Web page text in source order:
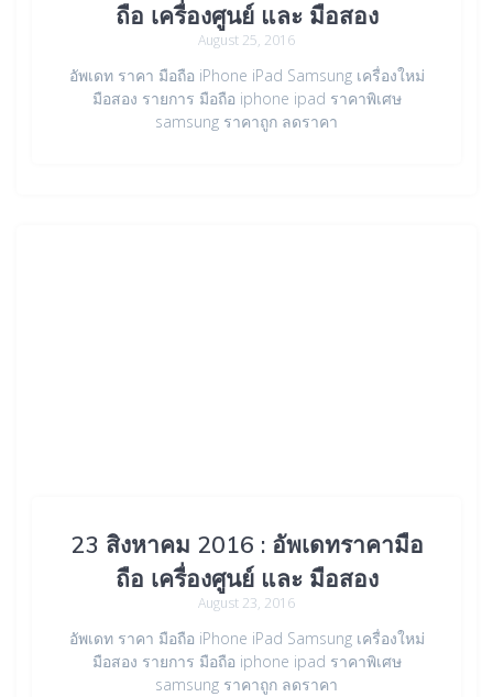
ถือ เครื่องศูนย์ และ มือสอง
August 25, 2016
อัพเดท ราคา มือถือ iPhone iPad Samsung เครื่องใหม่
มือสอง รายการ มือถือ iphone ipad ราคาพิเศษ
samsung ราคาถูก ลดราคา
23 สิงหาคม 2016 : อัพเดทราคามือ
ถือ เครื่องศูนย์ และ มือสอง
August 23, 2016
อัพเดท ราคา มือถือ iPhone iPad Samsung เครื่องใหม่
มือสอง รายการ มือถือ iphone ipad ราคาพิเศษ
samsung ราคาถูก ลดราคา